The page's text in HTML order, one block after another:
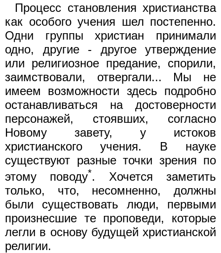
Процесс становления христианства
как особого учения шел постепенно.
Одни группы христиан принимали
одно, другие - другое утверждение
или религиозное предание, спорили,
заимствовали, отвергали... Мы не
имеем возможности здесь подробно
останавливаться на достоверности
персонажей, стоявших, согласно
Новому завету, у истоков
христианского учения. В науке
существуют разные точки зрения по
этому поводу*. Хочется заметить
только, что, несомненно, должны
были существовать люди, первыми
произнесшие те проповеди, которые
легли в основу будущей христианской
религии.